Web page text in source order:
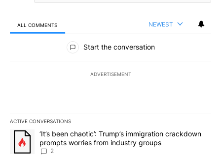
ALL COMMENTS NEWEST
All Comments
Start the conversation
ADVERTISEMENT
ACTIVE CONVERSATIONS
The following is a list of the most commented articles in the last
A trending article titled "‘It’s been chaotic’: Trump’s
‘It’s been chaotic’: Trump’s immigration crackdown
prompts worries from industry groups
2